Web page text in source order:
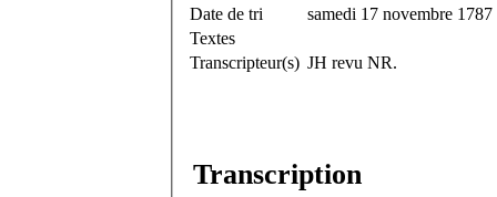
Date de tri
samedi 17 novembre 1787
Textes
Transcripteur(s) JH revu NR.
Transcription